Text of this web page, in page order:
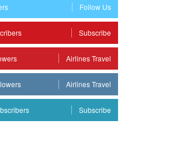
Follow Us
Subscribe
Airlines Travel
Airlines Travel
Subscribe